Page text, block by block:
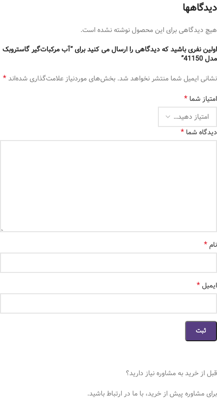
دیدگاهها
هیچ دیدگاهی برای این محصول نوشته نشده است.
اولین نفری باشید که دیدگاهی را ارسال می کنید برای “آب مرکبات‌گیر گاستروبک
مدل 41150”
نشانی ایمیل شما منتشر نخواهد شد. بخش‌های موردنیاز علامت‌گذاری شده‌اند*
امتیاز شما *
دیدگاه شما *
نام*
ایمیل*
قبل از خرید به مشاوره نیاز دارید؟
برای مشاوره پیش از خرید، با ما در ارتباط باشید.